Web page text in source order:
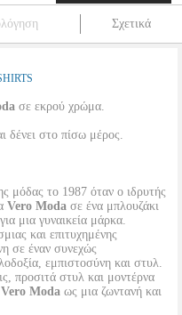
Σχετικά
σε εκρού χρώμα.
δένει στο πίσω μέρος.
μόδας το 1987 όταν ο ιδρυτής
Vero Moda σε ένα μπλουζάκι
μια γυναικεία μάρκα.
και επιτυχημένης
σε έναν συνεχώς
εμπιστοσύνη και στυλ.
προσιτά στυλ και μοντέρνα
Vero Moda ως μια ζωντανή και